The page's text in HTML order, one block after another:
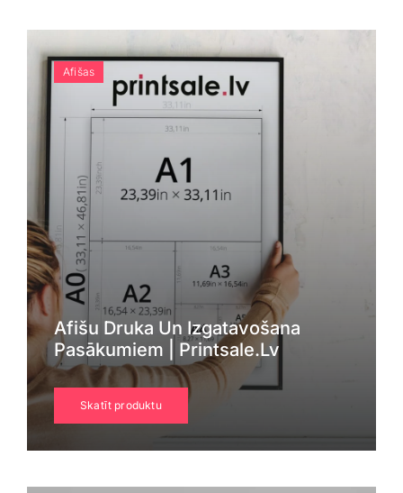
Attēlu galerija
Video galerija
Par mums
Vakances
BUJ
Kontakti
Klientu portāls
English
Afišas
Afišu Druka Un Izgatavošana
Pasākumiem | Printsale.lv
Skatīt produktu